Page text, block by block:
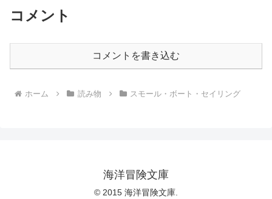
コメント
コメントを書き込む
ホーム 読み物 スモール・ボート・セイリング
海洋冒険文庫
© 2015 海洋冒険文庫.